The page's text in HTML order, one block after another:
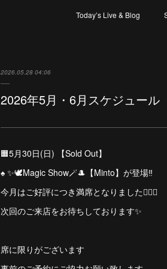
Today’s Live & Blog
2026.05.28 04:06
2026年5月・6月スケジュール
🟧5月30日(日) 【Sold Out】
♠️ ✨🕊️Magic Show🪄🎩【Minto】が登場‼︎
今月はご好評につき満席となりました🙇🏻‍♀️
次回のご来店をお待ちしております✨
席に限りがございます